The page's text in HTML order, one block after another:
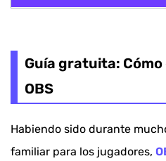
Grabe el juego de CSGO
Guía gratuita: Cómo
OBS
Habiendo sido durante
familiar para los jugadores,